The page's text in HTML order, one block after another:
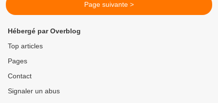
Page suivante >
Hébergé par Overblog
Top articles
Pages
Contact
Signaler un abus